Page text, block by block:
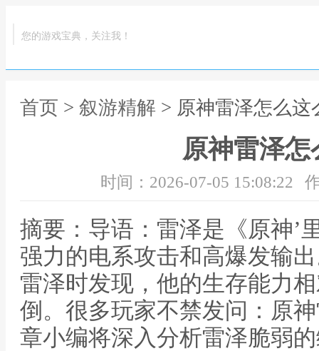
您的游戏宝典，关注我！
首页 > 叙游精解 > 原神雷泽怎么这
原神雷泽怎
时间：2026-07-05 15:08:22
摘要：导语：雷泽是《原神’
强力的电系攻击和高爆发输
雷泽时发现，他的生存能力
倒。很多玩家不禁发问：原
章小编将深入分析雷泽脆弱